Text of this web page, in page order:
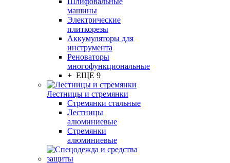
машины
Электрические
плиткорезы
Аккумуляторы для
инструмента
Реноваторы
многофункциональные
+ ЕЩЕ 9
Лестницы и стремянки
Стремянки стальные
Лестницы
алюминиевые
Стремянки
алюминиевые